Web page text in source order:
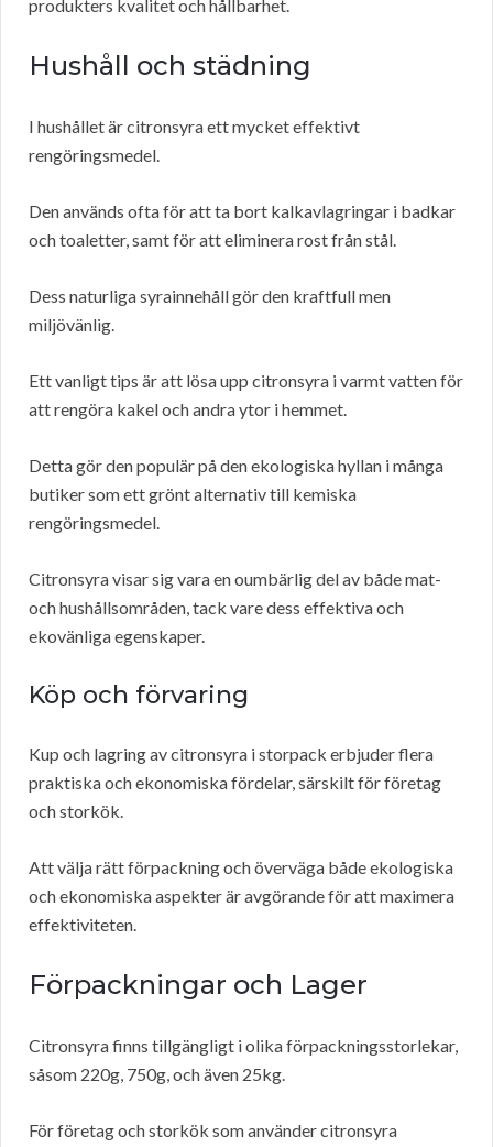
produkters kvalitet och hållbarhet.
Hushåll och städning
I hushållet är citronsyra ett mycket effektivt
rengöringsmedel.
Den används ofta för att ta bort kalkavlagringar i badkar
och toaletter, samt för att eliminera rost från stål.
Dess naturliga syrainnehåll gör den kraftfull men
miljövänlig.
Ett vanligt tips är att lösa upp citronsyra i varmt vatten för
att rengöra kakel och andra ytor i hemmet.
Detta gör den populär på den ekologiska hyllan i många
butiker som ett grönt alternativ till kemiska
rengöringsmedel.
Citronsyra visar sig vara en oumbärlig del av både mat-
och hushållsområden, tack vare dess effektiva och
ekovänliga egenskaper.
Köp och förvaring
Kup och lagring av citronsyra i storpack erbjuder flera
praktiska och ekonomiska fördelar, särskilt för företag
och storkök.
Att välja rätt förpackning och överväga både ekologiska
och ekonomiska aspekter är avgörande för att maximera
effektiviteten.
Förpackningar och Lager
Citronsyra finns tillgängligt i olika förpackningsstorlekar,
såsom 220g, 750g, och även 25kg.
För företag och storkök som använder citronsyra